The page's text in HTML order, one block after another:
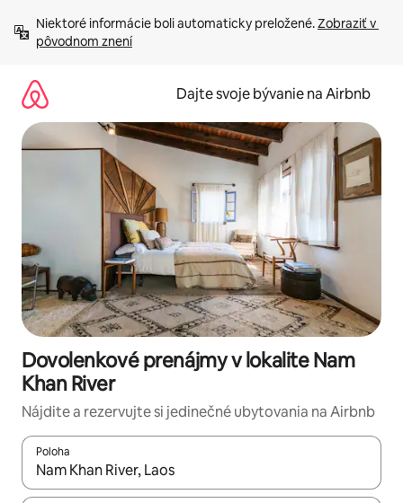
obsah.
Niektoré informácie boli automaticky preložené. Zobraziť v
pôvodnom znení
Dajte svoje bývanie na Airbnb
Dovolenkové prenájmy v lokalite Nam
Khan River
Nájdite a rezervujte si jedinečné ubytovania na Airbnb
Poloha
Keď budú výsledky k dispozícii, môžete si ich prechádzať